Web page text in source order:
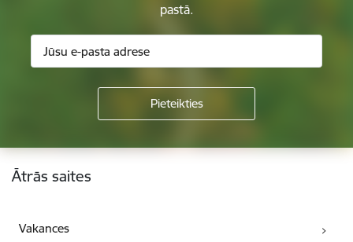
pastā.
Kājene
Ātrās saites
Vakances